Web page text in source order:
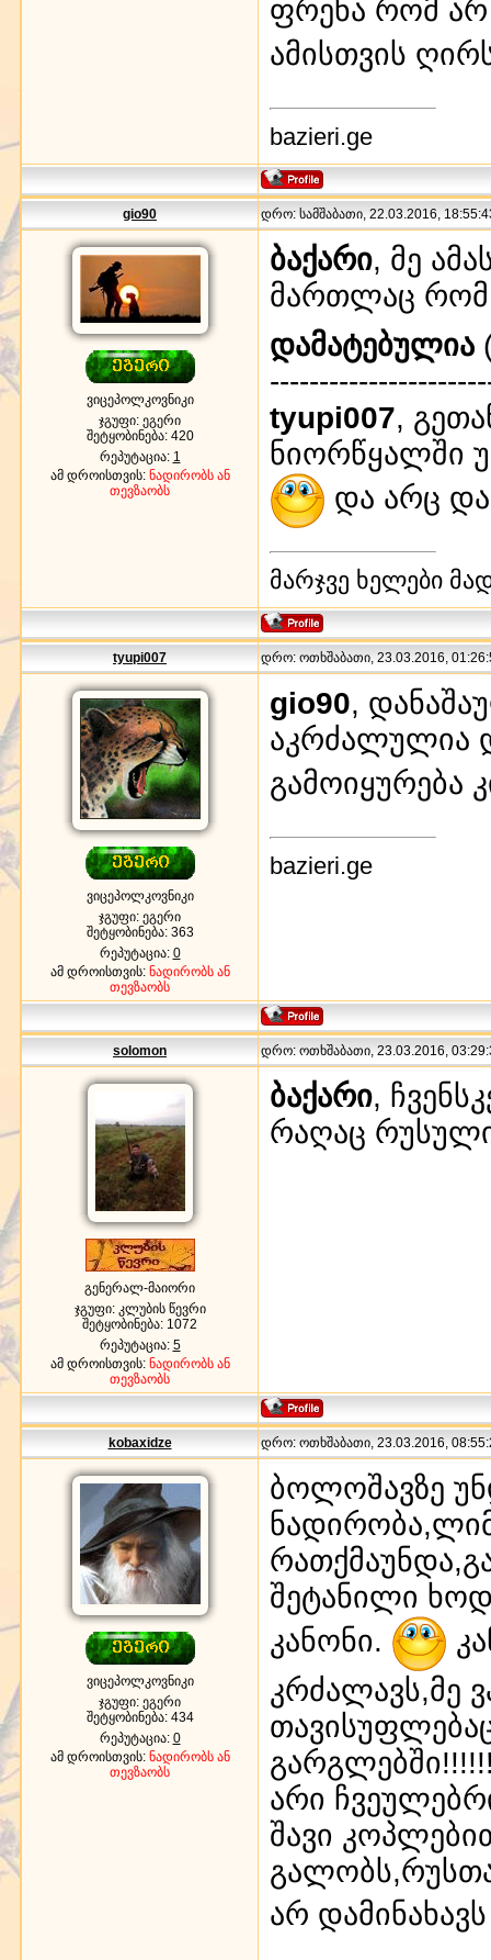
ფრენა რომ არ
ამისთვის
bazieri.ge
gio90 დრო: სამშაბათი, 22.03.2016,
ვიცეპოლკოვნიკი
ჯგუფი: ეგერი
შეტყობინება: 420
რეპუტაცია: 1
ამ დროისთვის: ნადირობს ან
თევზაობს
ბაქარი, მე
მართლაც
დამატებულია
tyupi007,
ნიორწყალში
და არც
მარჯვე ხელები
tyupi007 დრო: ოთხშაბათი, 23.03.2016,
ვიცეპოლკოვნიკი
ჯგუფი: ეგერი
შეტყობინება: 363
რეპუტაცია: 0
ამ დროისთვის: ნადირობს ან
თევზაობს
gio90,
აკრძალულია
გამოიყურება
bazieri.ge
solomon დრო: ოთხშაბათი, 23.03.2016,
გენერალ-მაიორი
ჯგუფი: კლუბის წევრი
შეტყობინება: 1072
რეპუტაცია: 5
ამ დროისთვის: ნადირობს ან
თევზაობს
ბაქარი,
რაღაც
kobaxidze დრო: ოთხშაბათი, 23.03.2016,
ვიცეპოლკოვნიკი
ჯგუფი: ეგერი
შეტყობინება: 434
რეპუტაცია: 0
ამ დროისთვის: ნადირობს ან
თევზაობს
ბოლოშავზე
შეტანილი
კანონი.
კრძალავს,მე
არი
შავი
არ